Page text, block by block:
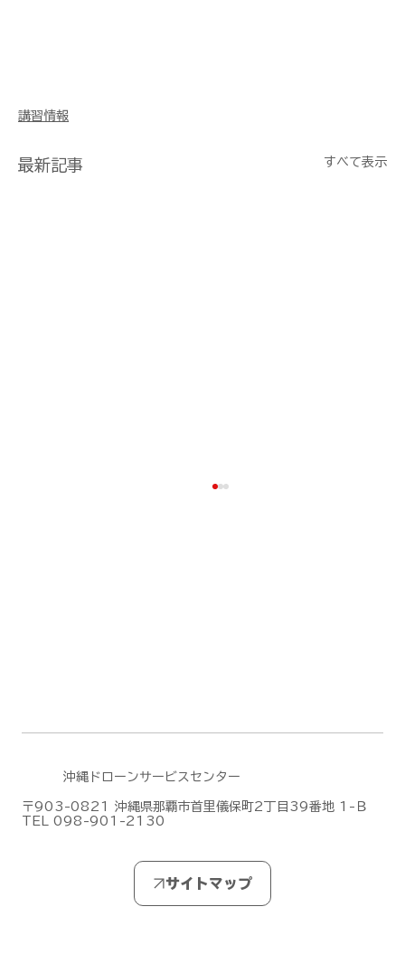
講習情報
最新記事 すべて表示
ーン国家ライセンス(資格)】
(2026/7/28)
沖縄ドローンサービスセンター
〒903-0821 沖縄県那覇市首里儀保町2丁目39番地 1-Ｂ
TEL 098-901-2130